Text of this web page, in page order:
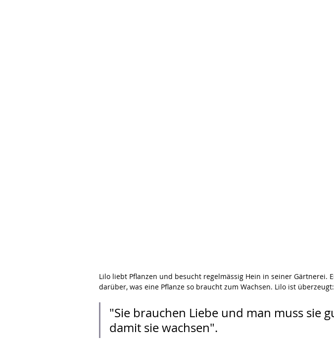
Lilo liebt Pflanzen und besucht regelmässig Hein in seiner Gärtnerei.
darüber, was eine Pflanze so braucht zum Wachsen. Lilo ist überzeugt:
"Sie brauchen Liebe und man muss sie
damit sie wachsen".